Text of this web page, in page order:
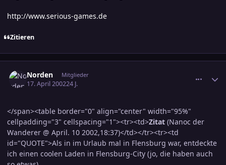
http://www.serious-games.de
Zitieren
Norden Mitglieder
17. April 200224 J.
</span><table border="0" align="center" width="95%"
cellpadding="3" cellspacing="1"><tr><td>Zitat (Nanoc der
Wanderer @ April. 10 2002,18:37)</td></tr><tr><td
id="QUOTE">Als in im Urlaub mal in Flensburg war, entdeckte
ich einen coolen Laden in Flensburg-City (jo, die haben auch